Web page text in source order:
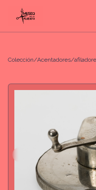
Colección/Acentadores/